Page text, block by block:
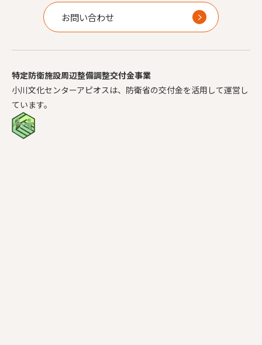
お問い合わせ
特定防衛施設周辺整備調整交付金事業
小川文化センターアピオスは、防衛省の交付金を活用して運営し
ています。